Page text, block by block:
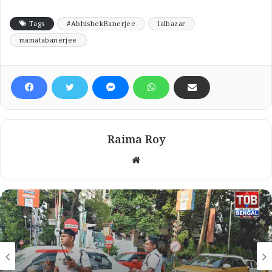
Tags #AbhishekBanerjee
lalbazar
mamatabanerjee
Raima Roy
Website
কলকাতা
কলকাতা
August 5, 2026